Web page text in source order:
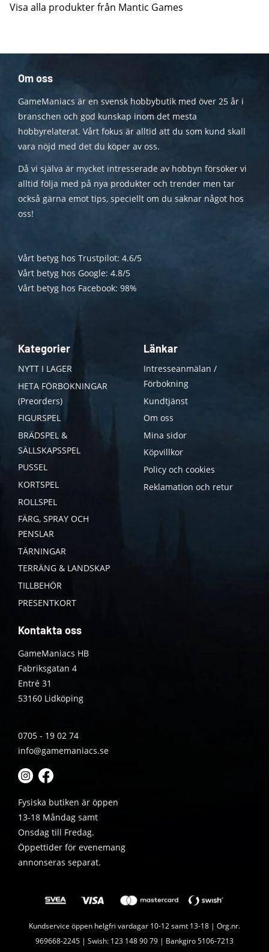
Visa alla produkter från Mantic Games
Om oss
GameManiacs är en svensk hobbybutik med över 25 år i
branschen och god kunskap inom det mesta
hobbyrelaterat. Vårt fokus är alltid att du som kund skall
vara nöjd med det du köper av oss.
Då vi själva är mycket intresserade av hobbyn försöker vi
alltid följa med på nya produkter och trender men tar
också gärna emot tips, speciellt om du saknar något hos
oss!
Vårt betyg hos Trustpilot: 4.6/5
Vårt betyg hos Google: 4.8/5
Vårt betyg hos Facebook: 98%
Kategorier
NYTT I LAGER
HETA FÖRBOKNINGAR
(Preorders)
FIGURSPEL
BRÄDSPEL &
SÄLLSKAPSSPEL
PUSSEL
KORTSPEL
ROLLSPEL
FÄRG, SPRAY OCH
PENSLAR
TÄRNINGAR
TERRÄNG & LANDSKAP
TILLBEHÖR
PRESENTKORT
Länkar
Intresseanmälan /
Förbokning
Kundtjänst
Om oss
Mina sidor
Köpvillkor
Policy och cookies
Reklamation och retur
Kontakta oss
GameManiacs HB
Fabriksgatan 4
Entré 31
53160 Lidköping
0705 - 19 02 74
info@gamemaniacs.se
Fysiska butiken är öppen
13-18 Måndag samt
Onsdag till Fredag.
Öppettider för evenemang
annonseras separat.
Kundservice öppen helgfri vardagar 10-12 samt 13-18 | Org.nr.
969668-2245 | Swish: 123 148 90 79 | Bankgiro 5106-7213